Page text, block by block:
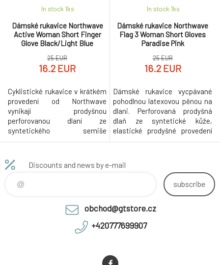
Dámské rukavice Northwave
Active Woman Short Finger
Glove Black/Light Blue
In stock 1ks
25 EUR
16.2 EUR
Cyklistické rukavice v krátkém
provedení od Northwave
vynikají prodyšnou
perforovanou dlaní ze
syntetického semiše
podšívaného jemnou pěnou pro
vyroben z elastického
polyesteru v rychloschnoucím
a prodyšném provedení.
Stahování obvodu zápěstí
prstů zapošity pro snadné
Dámské rukavice Northwave
Flag 3 Woman Short Gloves
Paradise Pink
In stock 1ks
25 EUR
16.2 EUR
Dámské rukavice vycpávané
pohodlnou latexovou pěnou na
dlani. Perforovaná prodyšná
dlaň ze syntetické kůže,
elastické prodyšné provedení
svršku v rychloschnoucím
utěrka na nos z mikrovláken na
Discounts and news by e-mail
subscribe
obchod@gtstore.cz
+420777699907